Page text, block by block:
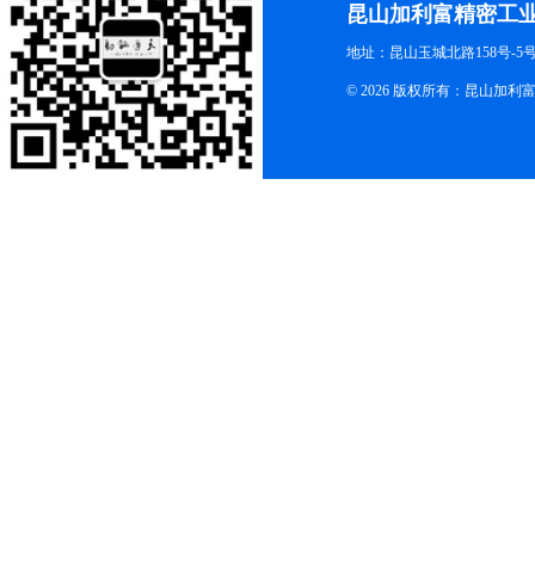
昆山加利富精密工
地址：昆山玉城北路158号-5
© 2026 版权所有：昆山加利